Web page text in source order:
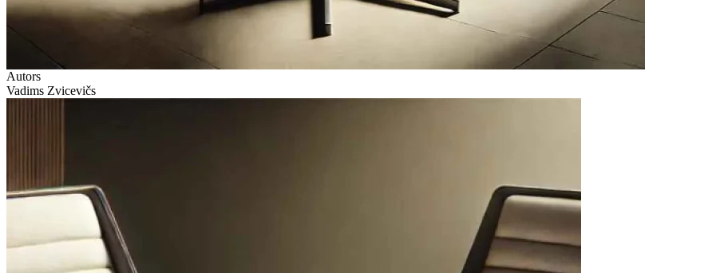
Autors
Vadims Zvicevičs